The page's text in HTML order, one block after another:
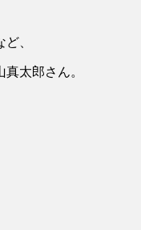
、
太郎さん。